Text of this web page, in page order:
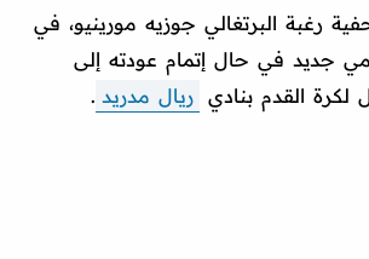
رغبة البرتغالي جوزيه مورينيو، في
جديد في حال إتمام عودته إلى
لكرة القدم بنادي ريال مدريد .